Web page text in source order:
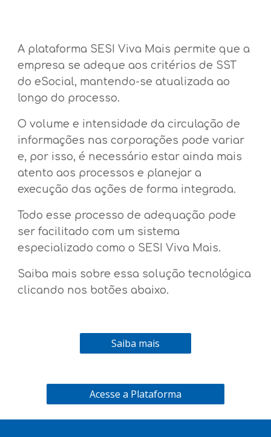
A plataforma SESI Viva Mais permite que a
empresa se adeque aos critérios de SST
do eSocial, mantendo-se atualizada ao
longo do processo.
O volume e intensidade da circulação de
informações nas corporações pode variar
e, por isso, é necessário estar ainda mais
atento aos processos e planejar a
execução das ações de forma integrada.
Todo esse processo de adequação pode
ser facilitado com um sistema
especializado como o SESI Viva Mais.
Saiba mais sobre essa solução tecnológica
clicando nos botões abaixo.
Saiba mais
Acesse a Plataforma